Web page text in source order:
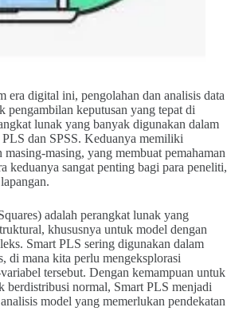
era digital ini, pengolahan dan analisis data
pengambilan keputusan yang tepat di
lunak yang banyak digunakan dalam
PLS dan SPSS. Keduanya memiliki
masing, yang membuat pemahaman
keduanya sangat penting bagi para peneliti,
adalah perangkat lunak yang
khususnya untuk model dengan
Smart PLS sering digunakan dalam
di mana kita perlu mengeksplorasi
tersebut. Dengan kemampuan untuk
berdistribusi normal, Smart PLS menjadi
model yang memerlukan pendekatan